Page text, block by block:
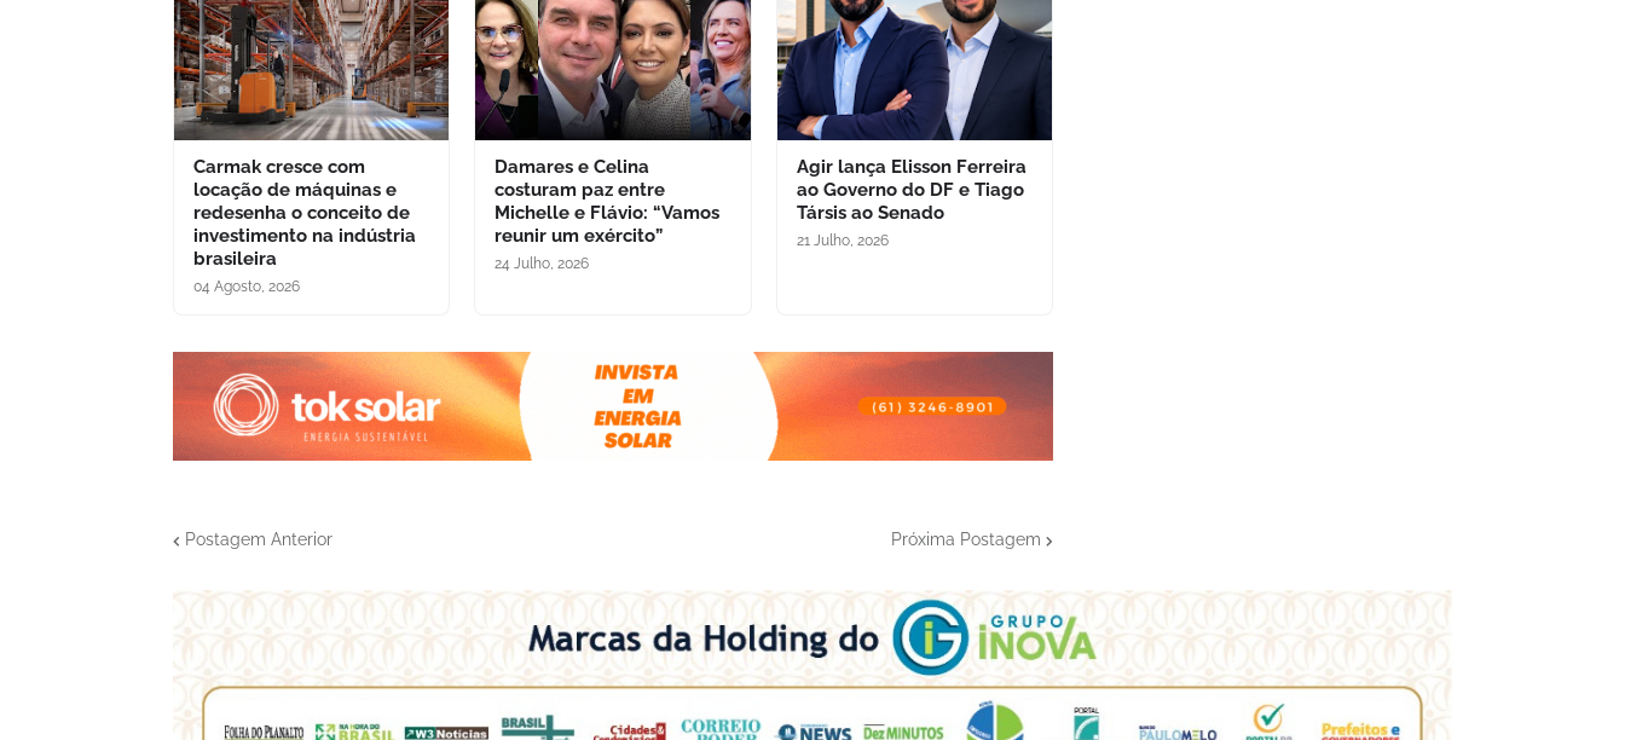
Carmak cresce com
locação de máquinas e
redesenha o conceito de
investimento na indústria
brasileira
04 Agosto, 2026
Damares e Celina
costuram paz entre
Michelle e Flávio: “Vamos
reunir um exército”
24 Julho, 2026
Agir lança Elisson Ferreira
ao Governo do DF e Tiago
Társis ao Senado
21 Julho, 2026
Postagem Anterior Próxima Postagem